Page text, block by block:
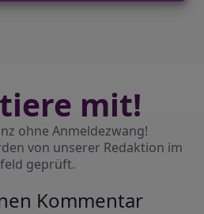
mit!
ohne Anmeldezwang!
von unserer Redaktion im
geprüft.
Kommentar